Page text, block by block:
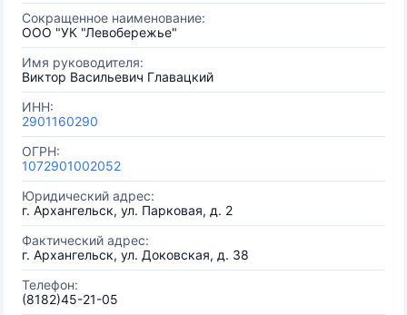
Сокращенное наименование:
ООО "УК "Левобережье"
Имя руководителя:
Виктор Васильевич Главацкий
ИНН:
2901160290
ОГРН:
1072901002052
Юридический адрес:
г. Архангельск, ул. Парковая, д. 2
Фактический адрес:
г. Архангельск, ул. Доковская, д. 38
Телефон:
(8182)45-21-05